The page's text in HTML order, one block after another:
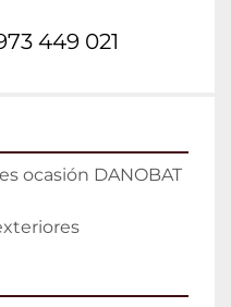
449 021
ocasión DANOBAT